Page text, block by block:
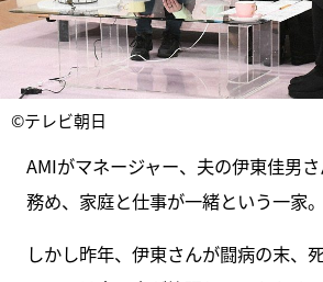
©テレビ朝日
AMIがマネージャー、夫の伊東佳男
務め、家庭と仕事が一緒という一家。
しかし昨年、伊東さんが闘病の末、